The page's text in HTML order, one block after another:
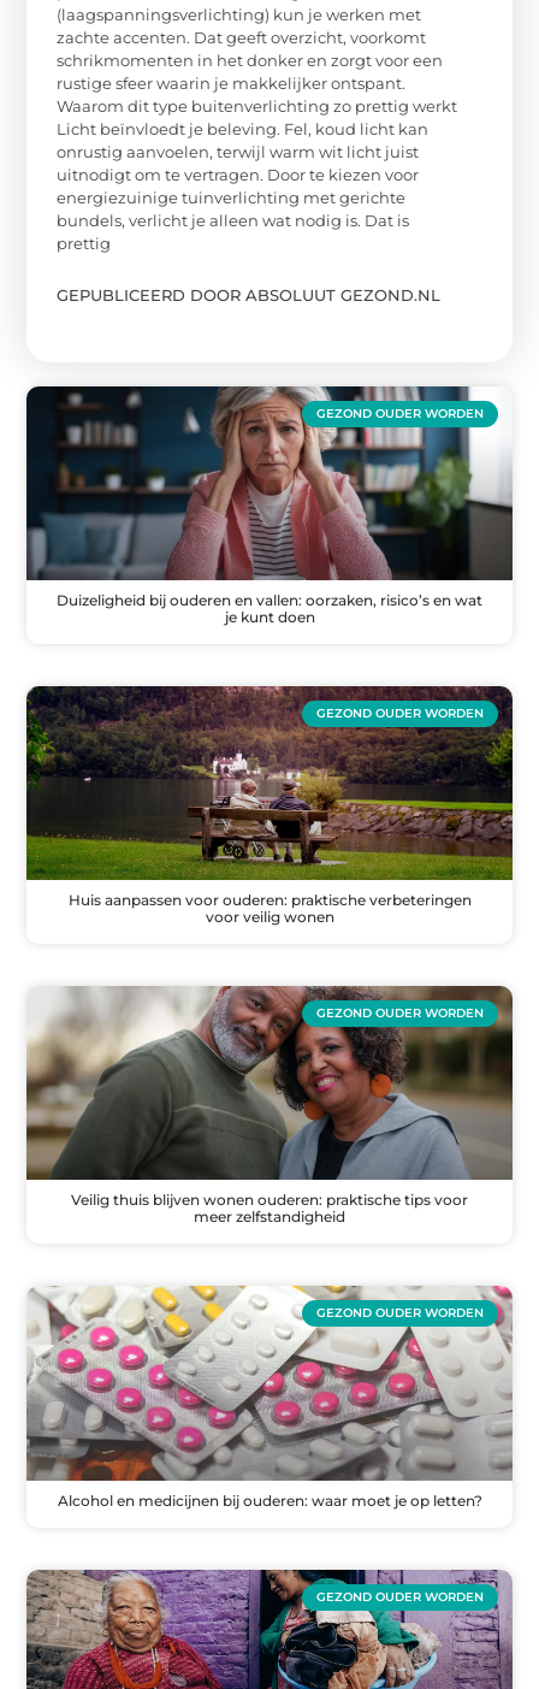
(laagspanningsverlichting) kun je werken met
zachte accenten. Dat geeft overzicht, voorkomt
schrikmomenten in het donker en zorgt voor een
rustige sfeer waarin je makkelijker ontspant.
Waarom dit type buitenverlichting zo prettig werkt
Licht beïnvloedt je beleving. Fel, koud licht kan
onrustig aanvoelen, terwijl warm wit licht juist
uitnodigt om te vertragen. Door te kiezen voor
energiezuinige tuinverlichting met gerichte
bundels, verlicht je alleen wat nodig is. Dat is
prettig
GEPUBLICEERD DOOR ABSOLUUT GEZOND.NL
GEZOND OUDER WORDEN
Duizeligheid bij ouderen en vallen: oorzaken, risico’s en wat
je kunt doen
GEZOND OUDER WORDEN
Huis aanpassen voor ouderen: praktische verbeteringen
voor veilig wonen
GEZOND OUDER WORDEN
Veilig thuis blijven wonen ouderen: praktische tips voor
meer zelfstandigheid
GEZOND OUDER WORDEN
Alcohol en medicijnen bij ouderen: waar moet je op letten?
GEZOND OUDER WORDEN